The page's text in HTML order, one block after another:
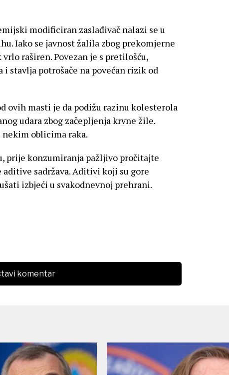
modificiran zaslađivač nalazi se u
Iako se javnost žalila zbog prekomjerne
raširen. Povezan je s pretilošću,
stavlja potrošače na povećan rizik od
ovih masti je da podižu razinu kolesterola
udara zbog začepljenja krvne žile.
nekim oblicima raka.
prije konzumiranja pažljivo pročitajte
sadržava. Aditivi koji su gore
izbjeći u svakodnevnoj prehrani.
komentar